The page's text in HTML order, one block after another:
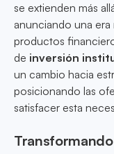
se extienden más
anunciando una
productos
de inversión
un cambio hacia
posicionando las
satisfacer esta